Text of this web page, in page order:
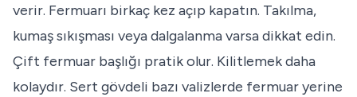
verir. Fermuarı birkaç kez açıp kapatın. Takılma,
kumaş sıkışması veya dalgalanma varsa dikkat edin.
Çift fermuar başlığı pratik olur. Kilitlemek daha
kolaydır. Sert gövdeli bazı valizlerde fermuar yerine